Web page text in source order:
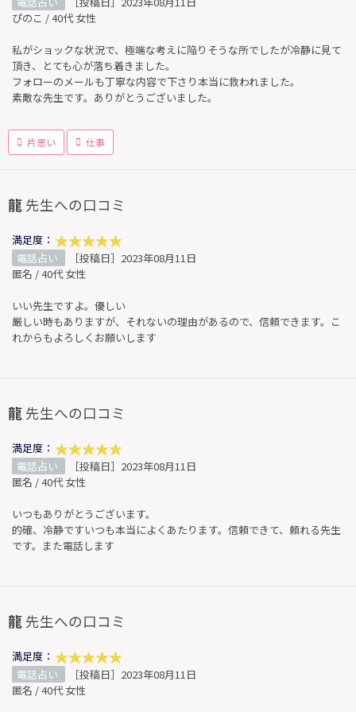
ぴのこ / 40代 女性
私がショックな状況で、極端な考えに陥りそうな所でしたが冷静に見て
頂き、とても心が落ち着きました。
フォローのメールも丁寧な内容で下さり本当に救われました。
素敵な先生です。ありがとうございました。
片思い 仕事
龍 先生への口コミ
満足度：
電話占い
［投稿日］2023年08月11日
匿名 / 40代 女性
いい先生ですよ。優しい
厳しい時もありますが、それないの理由があるので、信頼できます。こ
れからもよろしくお願いします
龍 先生への口コミ
満足度：
電話占い
［投稿日］2023年08月11日
匿名 / 40代 女性
いつもありがとうございます。
的確、冷静ですいつも本当によくあたります。信頼できて、頼れる先生
です。また電話します
龍 先生への口コミ
満足度：
電話占い
［投稿日］2023年08月11日
匿名 / 40代 女性